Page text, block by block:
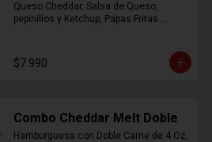
Queso Cheddar, Salsa de Queso,
pepinillos y Ketchup, Papas Fritas
$7.990
Combo Cheddar Melt Doble
Hamburguesa con Doble Carne de 4 Oz,